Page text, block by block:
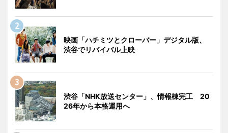
映画「ハチミツとクローバー」デジタル版、
渋谷でリバイバル上映
渋谷「NHK放送センター」、情報棟完工 20
26年から本格運用へ